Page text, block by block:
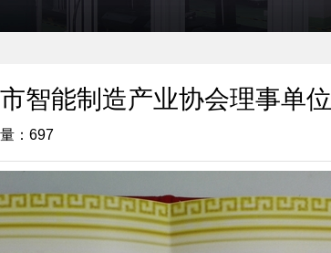
智能制造产业协会理事单位
：697